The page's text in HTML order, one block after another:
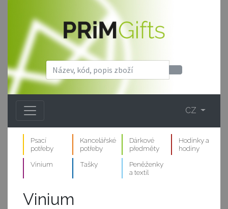
CZ
Psací
potřeby
Kancelářské
potřeby
Dárkové
předměty
Hodinky a
hodiny
Vinium
Tašky
Peněženky
a textil
Vinium